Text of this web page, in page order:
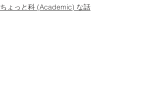
ちょっと科 (Academic) な話